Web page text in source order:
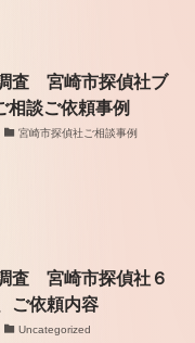
査 宮崎市探偵社ブ
相談ご依頼事例
宮崎市探偵社ご相談事例
査 宮崎市探偵社６
ご依頼内容
Uncategorized